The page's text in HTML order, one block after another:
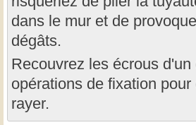
dans le mur et de
dégâts.
Recouvrez les écrous
opérations de fixation
rayer.